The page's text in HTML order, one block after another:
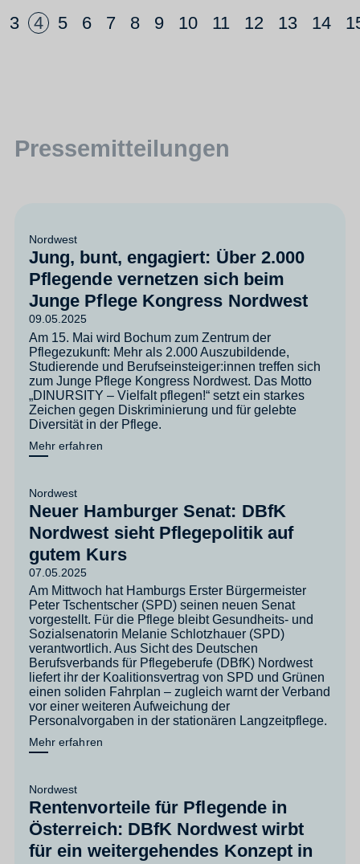
3 4 5 6 7 8 9 10 11 12 13 14
Pressemitteilungen
Nordwest
Jung, bunt, engagiert: Über 2.000
Pflegende vernetzen sich beim
Junge Pflege Kongress Nordwest
09.05.2025
Am 15. Mai wird Bochum zum Zentrum der
Pflegezukunft: Mehr als 2.000 Auszubildende,
Studierende und Berufseinsteiger:innen treffen sich
zum Junge Pflege Kongress Nordwest. Das Motto
„DINURSITY – Vielfalt pflegen!“ setzt ein starkes
Zeichen gegen Diskriminierung und für gelebte
Diversität in der Pflege.
Mehr erfahren
Nordwest
Neuer Hamburger Senat: DBfK
Nordwest sieht Pflegepolitik auf
gutem Kurs
07.05.2025
Am Mittwoch hat Hamburgs Erster Bürgermeister
Peter Tschentscher (SPD) seinen neuen Senat
vorgestellt. Für die Pflege bleibt Gesundheits- und
Sozialsenatorin Melanie Schlotzhauer (SPD)
verantwortlich. Aus Sicht des Deutschen
Berufsverbands für Pflegeberufe (DBfK) Nordwest
liefert ihr der Koalitionsvertrag von SPD und Grünen
einen soliden Fahrplan – zugleich warnt der Verband
vor einer weiteren Aufweichung der
Personalvorgaben in der stationären Langzeitpflege.
Mehr erfahren
Nordwest
Rentenvorteile für Pflegende in
Österreich: DBfK Nordwest wirbt
für ein weitergehendes Konzept in